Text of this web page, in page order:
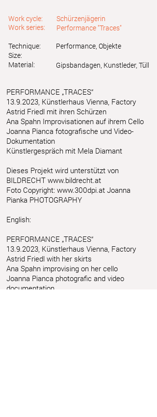
Work cycle:
Work series:
Schürzenjägerin
Performance "Traces"
Technique:
Size:
Material:
Performance, Objekte
Gipsbandagen, Kunstleder, Tüll
PERFORMANCE „TRACES“
13.9.2023, Künstlerhaus Vienna, Factory
Astrid Friedl mit ihren Schürzen
Ana Spahn Improvisationen auf ihrem Cello
Joanna Pianca fotografische und Video-
Dokumentation
Künstlergespräch mit Mela Diamant
Dieses Projekt wird unterstützt von
BILDRECHT www.bildrecht.at
Foto Copyright: www.300dpi.at Joanna
Pianka PHOTOGRAPHY
English:
PERFORMANCE „TRACES“
13.9.2023, Künstlerhaus Vienna, Factory
Astrid Friedl with her skirts
Ana Spahn improvising on her cello
Joanna Pianca photografic and video
documentation